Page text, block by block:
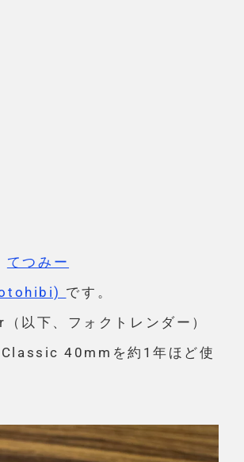
てつみー
です。
以下、フォクトレンダー）
40mmを約1年ほど使